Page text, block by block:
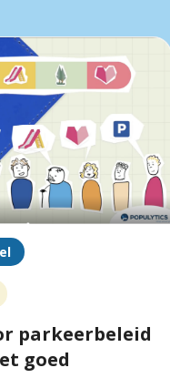
parkeerbeleid
goed